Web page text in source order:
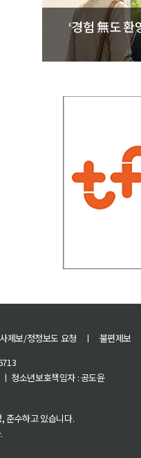
‘경험 無도 환영
제보/정정보도 요청 ㅣ 불편제보
청소년보호책임자 : 공도윤
준수하고 있습니다.